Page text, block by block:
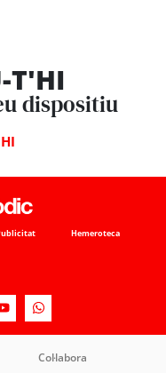
T'HI
dispositiu
Hemeroteca
Col·labora